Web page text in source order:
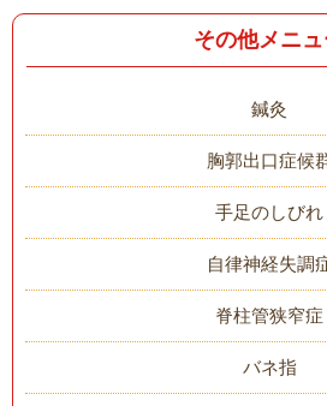
その他メニ
鍼灸
胸郭出口症候
手足のしびれ
自律神経失調
脊柱管狭窄症
バネ指